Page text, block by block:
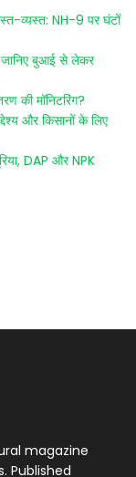
व्यस्त: NH-9 पर घंटों
बुआई से लेकर
की मॉनिटरिंग?
और किसानों के लिए
DAP और NPK
magazine
Published